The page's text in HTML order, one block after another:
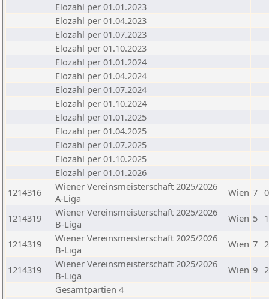
Elozahl per 01.01.2023
Elozahl per 01.04.2023
Elozahl per 01.07.2023
Elozahl per 01.10.2023
Elozahl per 01.01.2024
Elozahl per 01.04.2024
Elozahl per 01.07.2024
Elozahl per 01.10.2024
Elozahl per 01.01.2025
Elozahl per 01.04.2025
Elozahl per 01.07.2025
Elozahl per 01.10.2025
Elozahl per 01.01.2026
1214316
Wiener Vereinsmeisterschaft 2025/2026
A-Liga
Wien 7
1214319
Wiener Vereinsmeisterschaft 2025/2026
B-Liga
Wien 5
1214319
Wiener Vereinsmeisterschaft 2025/2026
B-Liga
Wien 7
1214319
Wiener Vereinsmeisterschaft 2025/2026
B-Liga
Wien 9
Gesamtpartien 4